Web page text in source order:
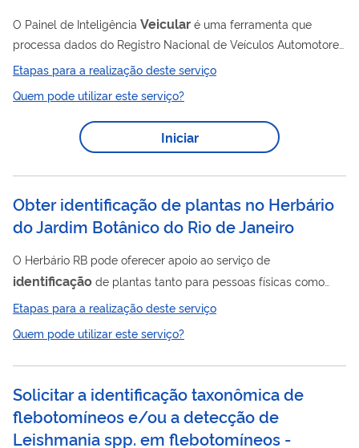
O Painel de Inteligência Veicular é uma ferramenta que
processa dados do Registro Nacional de Veículos Automotores
(RENAVAM) do Departamento Nacional de Trânsito
(DENATRAN), para disponibilizar painéis com dados
estatísticos sobre a frota de veículos nacionais.
Etapas para a realização deste serviço
Quem pode utilizar este serviço?
Iniciar
Obter identificação de plantas no Herbário
do Jardim Botânico do Rio de Janeiro
O Herbário RB pode oferecer apoio ao serviço de
identificação de plantas tanto para pessoas físicas como
para pessoas jurídicas, onde realiza-se o serviço de
ambiental no RB, seguindo a normatização da Portaria JBRJ nº
089/2010, de 9 de junho de 2010, no endereço eletrônico
Etapas para a realização deste serviço
Quem pode utilizar este serviço?
Solicitar a identificação taxonômica de
flebotomíneos e/ou a detecção de
Leishmania spp. em flebotomíneos -